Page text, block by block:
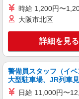
紹介予定派遣
株式会社シエロ
残
+゜
万円支給(
ィブ支給(
有
キープ
時給 1,200円〜
大阪市北区
詳細を見る
警備員スタッフ（イベ
大型駐車場、JR列車見
日給 11,000円〜